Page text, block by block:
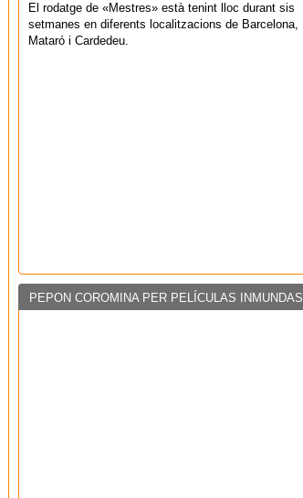
El rodatge de «Mestres» està tenint lloc durant sis
setmanes en diferents localitzacions de Barcelona,
Mataró i Cardedeu.
PEPON COROMINA PER PELÍCULAS INMUNDAS